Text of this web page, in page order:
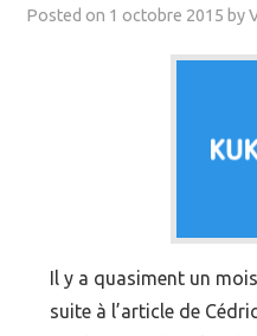
Posted on 1 octobre 2015 by
Il y a quasiment un
suite à l’article de